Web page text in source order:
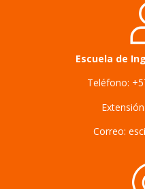
Escuela de
Teléfono:
Correo: